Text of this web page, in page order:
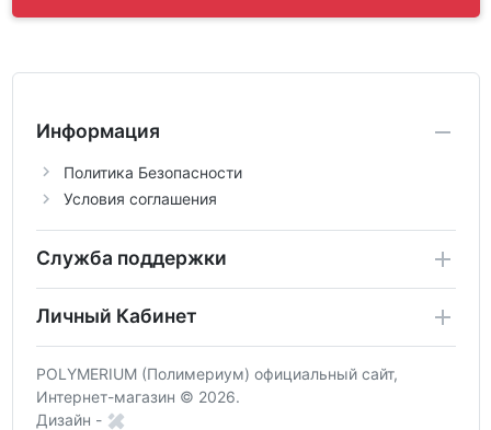
Информация
Политика Безопасности
Условия соглашения
Служба поддержки
Личный Кабинет
POLYMERIUM (Полимериум) официальный сайт,
Интернет-магазин © 2026.
Дизайн -